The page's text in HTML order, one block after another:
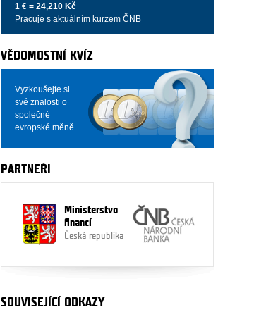
1 € = 24,210 Kč
Pracuje s aktuálním kurzem ČNB
VĚDOMOSTNÍ KVÍZ
Vyzkoušejte si
své znalosti o
společné
evropské měně
PARTNEŘI
Ministerstvo
financí
Česká republika
SOUVISEJÍCÍ ODKAZY